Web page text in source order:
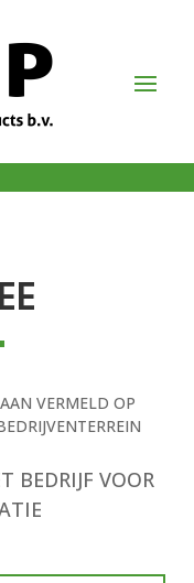
VERMELD OP
BEDRIJF VOOR